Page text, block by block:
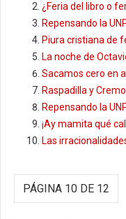
¿Feria del libro o
Repensando la
Piura cristiana de
La noche de
Sacamos cero en
Raspadilla y
Repensando la
¡Ay mamita qué
Las
PÁGINA 10 DE 12